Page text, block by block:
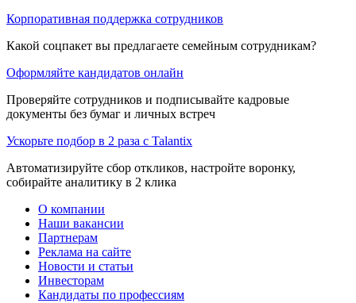
Корпоративная поддержка сотрудников
Какой соцпакет вы предлагаете семейным сотрудникам?
Оформляйте кандидатов онлайн
Проверяйте сотрудников и подписывайте кадровые
документы без бумаг и личных встреч
Ускорьте подбор в 2 раза с Talantix
Автоматизируйте сбор откликов, настройте воронку,
собирайте аналитику в 2 клика
О компании
Наши вакансии
Партнерам
Реклама на сайте
Новости и статьи
Инвесторам
Кандидаты по профессиям